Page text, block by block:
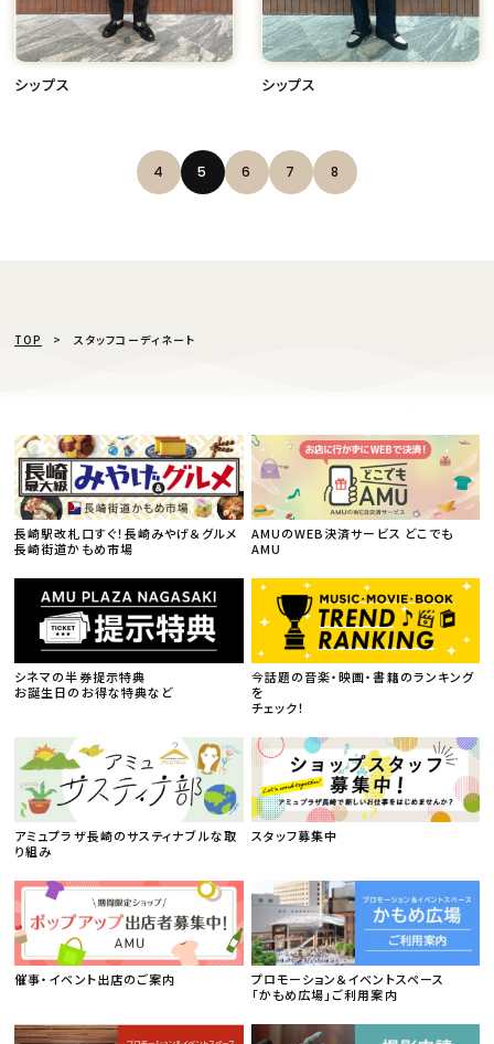
シップス シップス
4 5 6 7 8
TOP スタッフコーディネート
長崎駅改札口すぐ！長崎みやげ＆グルメ
長崎街道かもめ市場
AMUのWEB決済サービス どこでも
AMU
シネマの半券提示特典
お誕生日のお得な特典など
今話題の音楽・映画・書籍のランキング
を
チェック！
アミュプラザ長崎のサスティナブルな取
り組み
スタッフ募集中
催事・イベント出店のご案内
プロモーション＆イベントスペース
「かもめ広場」ご利用案内